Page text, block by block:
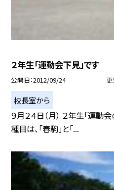
２年生「運動会下見」です
公開日 2012/09/24
校長室から
９月２４日（月） ２年生「運動
種目は、「春駒」と「...